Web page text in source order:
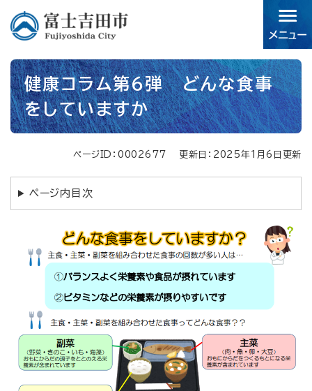
す。
本
文 健康コラム第6弾 どんな食事
をしていますか
ページID：0002677 更新日：2025年1月6日更新
ページ内目次